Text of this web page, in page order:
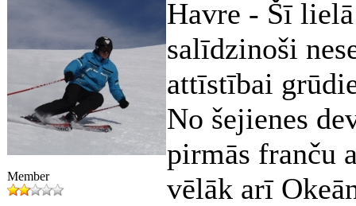
Member
Havre - Šī
salīdzinoši
attīstībai
No šejienes
pirmās franču
vēlāk arī